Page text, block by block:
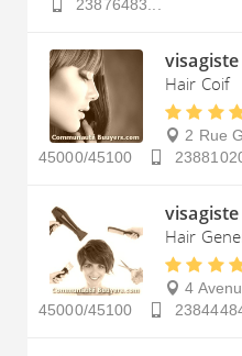
23876483...
visagiste
Hair Coif
2 Rue
45000/45100
visagiste
Hair
4
45000/45100